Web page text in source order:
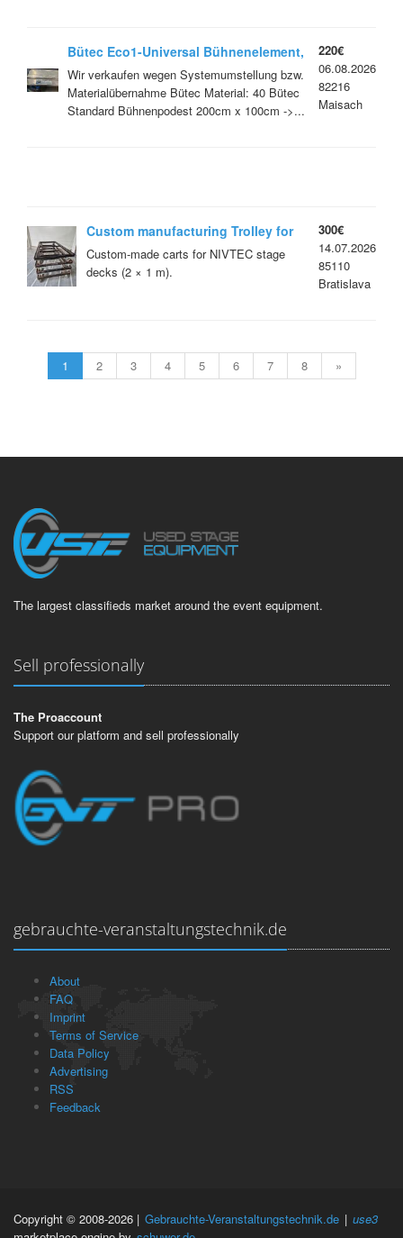
Bütec Eco1-Universal Bühnenelement,
Outdoor, 2,00m x 1,00m
Wir verkaufen wegen Systemumstellung bzw.
Materialübernahme Bütec Material: 40 Bütec
Standard Bühnenpodest 200cm x 100cm ->...
220€
06.08.2026
82216
Maisach
Custom manufacturing Trolley for
transporting NIVTEC
Custom-made carts for NIVTEC stage
decks (2 × 1 m).
300€
14.07.2026
85110
Bratislava
1 2 3 4 5 6 7 8 »
The largest classifieds market around the event equipment.
Sell professionally
The Proaccount
Support our platform and sell professionally
gebrauchte-veranstaltungstechnik.de
About
FAQ
Imprint
Terms of Service
Data Policy
Advertising
RSS
Feedback
Copyright © 2008-2026 | Gebrauchte-Veranstaltungstechnik.de | use3